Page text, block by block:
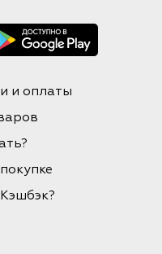
и оплаты